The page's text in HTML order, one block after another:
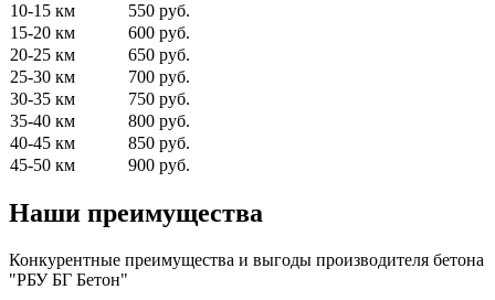
10-15 км
550 руб.
15-20 км
600 руб.
20-25 км
650 руб.
25-30 км
700 руб.
30-35 км
750 руб.
35-40 км
800 руб.
40-45 км
850 руб.
45-50 км
900 руб.
Наши преимущества
Конкурентные преимущества и выгоды производителя бетона
"РБУ БГ Бетон"